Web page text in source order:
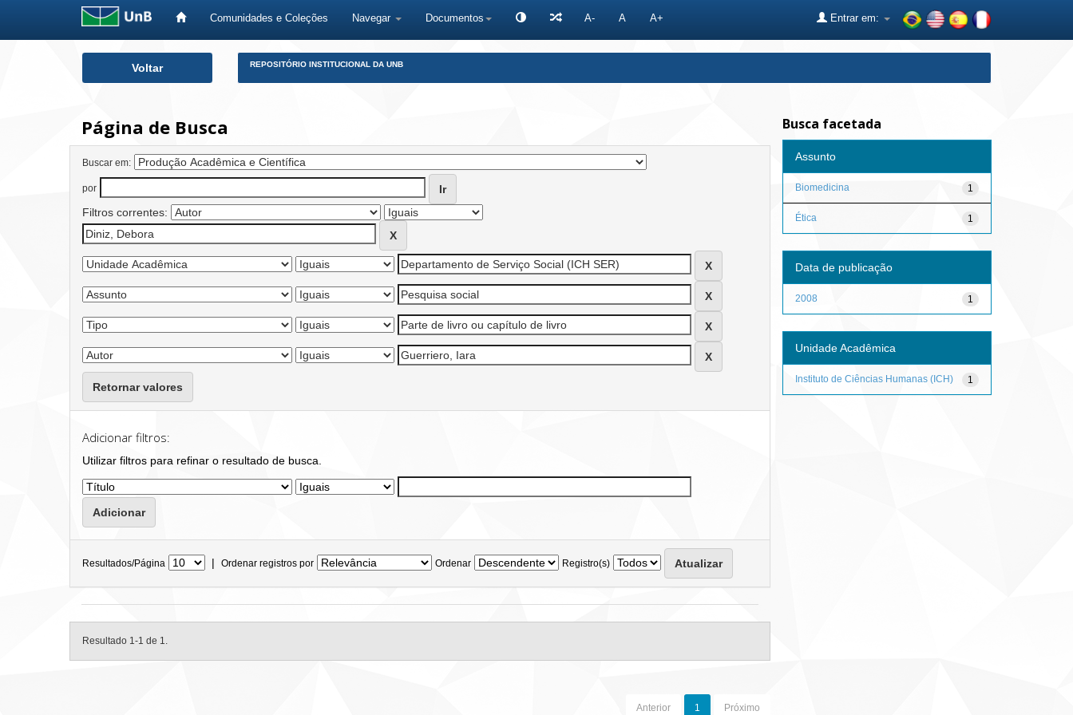
Comunidades e Coleções Navegar Documentos A- A A+ Entrar em:
Voltar REPOSITÓRIO INSTITUCIONAL DA UNB
Página de Busca
Buscar em:
por
Filtros correntes:
Retornar valores
Adicionar filtros:
Utilizar filtros para refinar o resultado de busca.
Resultados/Página | Ordenar registros por Ordenar Registro(s)
Resultado 1-1 de 1.
Anterior 1 Próximo
Busca facetada
Assunto
1
Biomedicina
1
Ética
Data de publicação
1
2008
Unidade Acadêmica
1
Instituto de Ciências Humanas (ICH)